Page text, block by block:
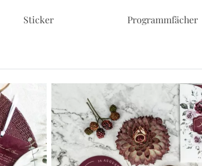
Programmfächer Menükarten